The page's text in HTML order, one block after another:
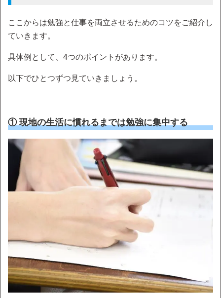
ここからは勉強と仕事を両立させるためのコツをご紹介し
ていきます。
具体例として、4つのポイントがあります。
以下でひとつずつ見ていきましょう。
① 現地の生活に慣れるまでは勉強に集中する